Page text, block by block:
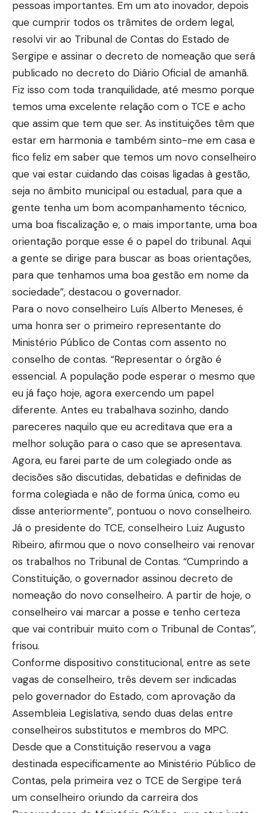
pessoas importantes. Em um ato inovador, depois
que cumprir todos os trâmites de ordem legal,
resolvi vir ao Tribunal de Contas do Estado de
Sergipe e assinar o decreto de nomeação que será
publicado no decreto do Diário Oficial de amanhã.
Fiz isso com toda tranquilidade, até mesmo porque
temos uma excelente relação com o TCE e acho
que assim que tem que ser. As instituições têm que
estar em harmonia e também sinto-me em casa e
fico feliz em saber que temos um novo conselheiro
que vai estar cuidando das coisas ligadas à gestão,
seja no âmbito municipal ou estadual, para que a
gente tenha um bom acompanhamento técnico,
uma boa fiscalização e, o mais importante, uma boa
orientação porque esse é o papel do tribunal. Aqui
a gente se dirige para buscar as boas orientações,
para que tenhamos uma boa gestão em nome da
sociedade”, destacou o governador.
Para o novo conselheiro Luís Alberto Meneses, é
uma honra ser o primeiro representante do
Ministério Público de Contas com assento no
conselho de contas. “Representar o órgão é
essencial. A população pode esperar o mesmo que
eu já faço hoje, agora exercendo um papel
diferente. Antes eu trabalhava sozinho, dando
pareceres naquilo que eu acreditava que era a
melhor solução para o caso que se apresentava.
Agora, eu farei parte de um colegiado onde as
decisões são discutidas, debatidas e definidas de
forma colegiada e não de forma única, como eu
disse anteriormente”, pontuou o novo conselheiro.
Já o presidente do TCE, conselheiro Luiz Augusto
Ribeiro, afirmou que o novo conselheiro vai renovar
os trabalhos no Tribunal de Contas. “Cumprindo a
Constituição, o governador assinou decreto de
nomeação do novo conselheiro. A partir de hoje, o
conselheiro vai marcar a posse e tenho certeza
que vai contribuir muito com o Tribunal de Contas”,
frisou.
Conforme dispositivo constitucional, entre as sete
vagas de conselheiro, três devem ser indicadas
pelo governador do Estado, com aprovação da
Assembleia Legislativa, sendo duas delas entre
conselheiros substitutos e membros do MPC.
Desde que a Constituição reservou a vaga
destinada especificamente ao Ministério Público de
Contas, pela primeira vez o TCE de Sergipe terá
um conselheiro oriundo da carreira dos